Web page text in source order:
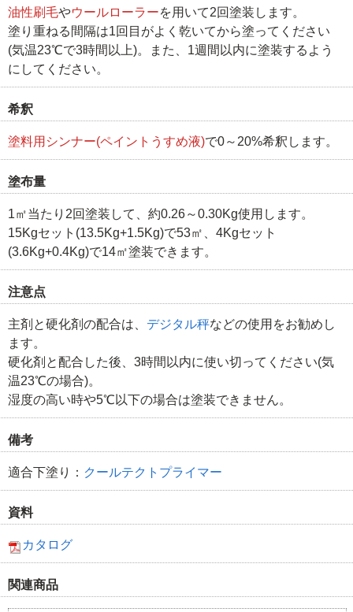
油性刷毛やウールローラーを用いて2回塗装します。
塗り重ねる間隔は1回目がよく乾いてから塗ってください
(気温23℃で3時間以上)。また、1週間以内に塗装するよう
にしてください。
希釈
塗料用シンナー(ペイントうすめ液)で0～20%希釈します。
塗布量
1㎡当たり2回塗装して、約0.26～0.30Kg使用します。
15Kgセット(13.5Kg+1.5Kg)で53㎡、4Kgセット
(3.6Kg+0.4Kg)で14㎡塗装できます。
注意点
主剤と硬化剤の配合は、 デジタル秤などの使用をお勧めし
ます。
硬化剤と配合した後、3時間以内に使い切ってください(気
温23℃の場合)。
湿度の高い時や5℃以下の場合は塗装できません。
備考
適合下塗り： クールテクトプライマー
資料
カタログ
関連商品